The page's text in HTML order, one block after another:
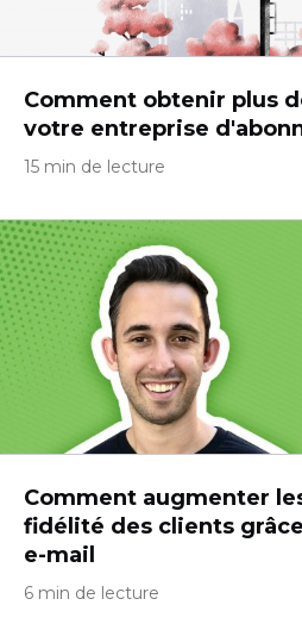
Comment obtenir plus
votre entreprise
15 min de lecture
Comment augmenter
fidélité des clients
e-mail
6 min de lecture